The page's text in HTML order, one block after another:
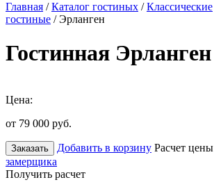
Главная /Каталог гостиных /Классические
гостиные / Эрланген
Гостинная Эрланген
Цена:
от 79 000 руб.
Заказать Добавить в корзину Расчет цены
замерщика
Получить расчет